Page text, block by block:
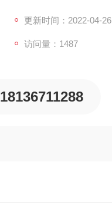
更新时间：2022-04-26
访问量：1487
18136711288